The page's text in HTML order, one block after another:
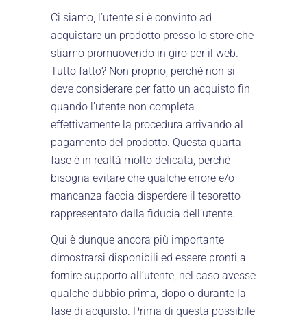
Ci siamo, l’utente si è convinto ad
acquistare un prodotto presso lo store che
stiamo promuovendo in giro per il web.
Tutto fatto? Non proprio, perché non si
deve considerare per fatto un acquisto fin
quando l’utente non completa
effettivamente la procedura arrivando al
pagamento del prodotto. Questa quarta
fase è in realtà molto delicata, perché
bisogna evitare che qualche errore e/o
mancanza faccia disperdere il tesoretto
rappresentato dalla fiducia dell’utente.
Qui è dunque ancora più importante
dimostrarsi disponibili ed essere pronti a
fornire supporto all’utente, nel caso avesse
qualche dubbio prima, dopo o durante la
fase di acquisto. Prima di questa possibile